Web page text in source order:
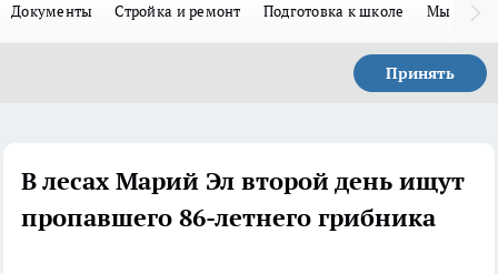
Документы Стройка и ремонт Подготовка к школе Мы в MAX
Принять
В лесах Марий Эл второй день ищут
пропавшего 86-летнего грибника